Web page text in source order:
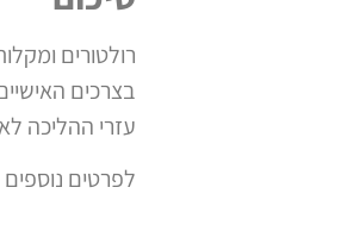
רולטורים
בצרכים
עזרי ההליכה
לפרטים